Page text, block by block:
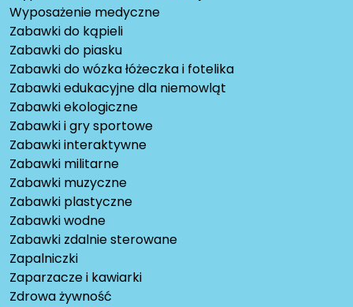
Wyposażenie medyczne
Zabawki do kąpieli
Zabawki do piasku
Zabawki do wózka łóżeczka i fotelika
Zabawki edukacyjne dla niemowląt
Zabawki ekologiczne
Zabawki i gry sportowe
Zabawki interaktywne
Zabawki militarne
Zabawki muzyczne
Zabawki plastyczne
Zabawki wodne
Zabawki zdalnie sterowane
Zapalniczki
Zaparzacze i kawiarki
Zdrowa żywność